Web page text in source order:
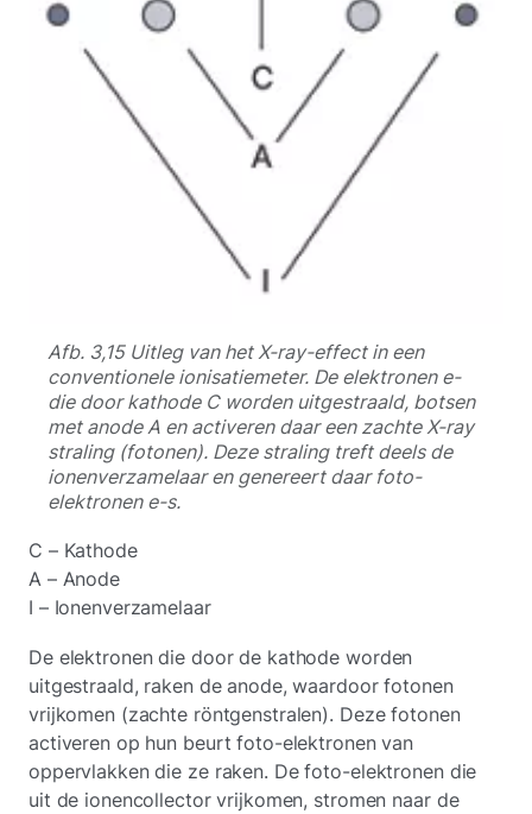
Afb. 3,15 Uitleg van het X-ray-effect in een
conventionele ionisatiemeter. De elektronen e-
die door kathode C worden uitgestraald, botsen
met anode A en activeren daar een zachte X-ray
straling (fotonen). Deze straling treft deels de
ionenverzamelaar en genereert daar foto-
elektronen e-s.
C – Kathode
A – Anode
I – Ionenverzamelaar
De elektronen die door de kathode worden
uitgestraald, raken de anode, waardoor fotonen
vrijkomen (zachte röntgenstralen). Deze fotonen
activeren op hun beurt foto-elektronen van
oppervlakken die ze raken. De foto-elektronen die
uit de ionencollector vrijkomen, stromen naar de